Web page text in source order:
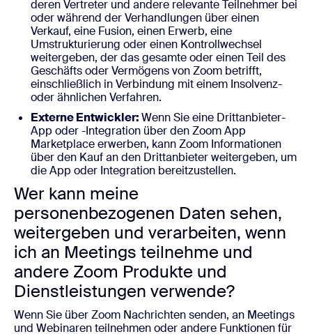
deren Vertreter und andere relevante Teilnehmer bei
oder während der Verhandlungen über einen
Verkauf, eine Fusion, einen Erwerb, eine
Umstrukturierung oder einen Kontrollwechsel
weitergeben, der das gesamte oder einen Teil des
Geschäfts oder Vermögens von Zoom betrifft,
einschließlich in Verbindung mit einem Insolvenz-
oder ähnlichen Verfahren.
Externe Entwickler:Wenn Sie eine Drittanbieter-
App oder -Integration über den Zoom App
Marketplace erwerben, kann Zoom Informationen
über den Kauf an den Drittanbieter weitergeben, um
die App oder Integration bereitzustellen.
Wer kann meine
personenbezogenen Daten sehen,
weitergeben und verarbeiten, wenn
ich an Meetings teilnehme und
andere Zoom Produkte und
Dienstleistungen verwende?
Wenn Sie über Zoom Nachrichten senden, an Meetings
und Webinaren teilnehmen oder andere Funktionen für